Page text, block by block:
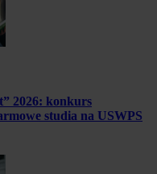
2026: konkurs
studia na USWPS